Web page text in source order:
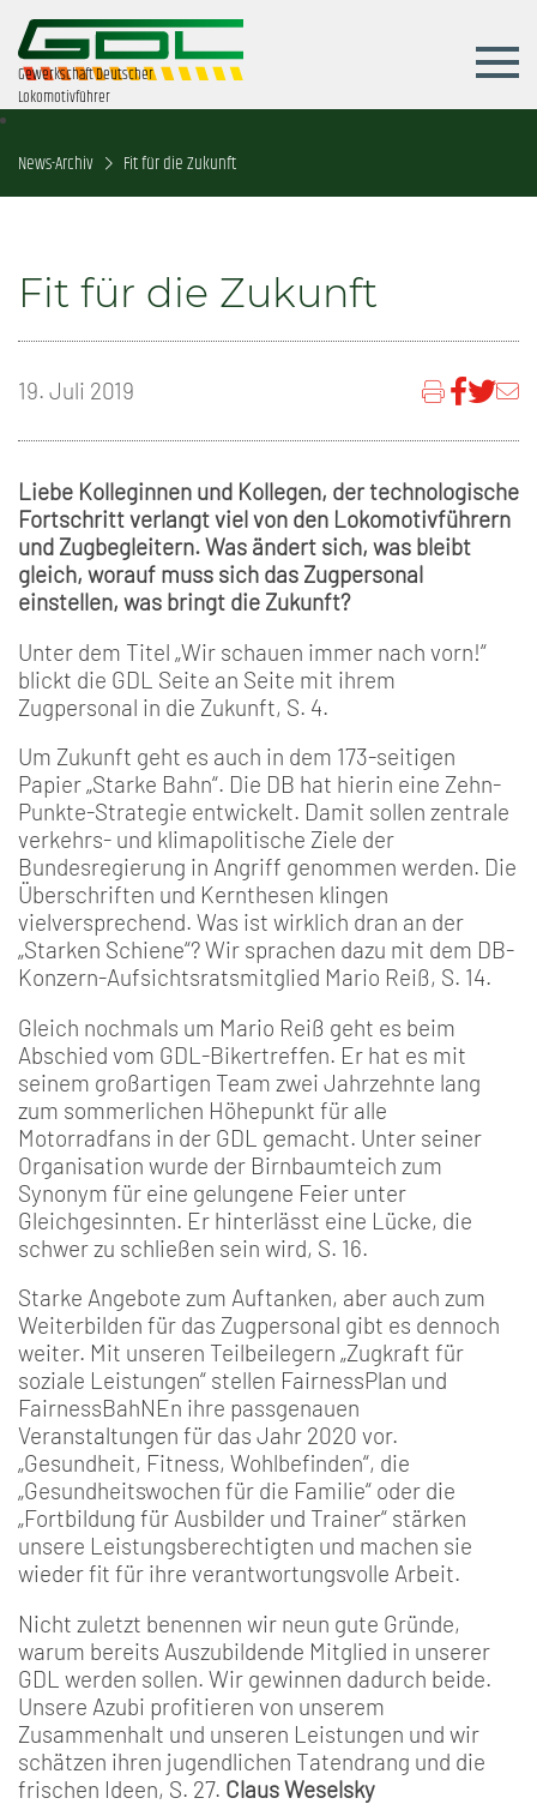
Gewerkschaft Deutscher
Lokomotivführer
News-Archiv Fit für die Zukunft
Fit für die Zukunft
19. Juli 2019
Liebe Kolleginnen und Kollegen, der technologische
Fortschritt verlangt viel von den Lokomotivführern
und Zugbegleitern. Was ändert sich, was bleibt
gleich, worauf muss sich das Zugpersonal
einstellen, was bringt die Zukunft?
Unter dem Titel „Wir schauen immer nach vorn!“
blickt die GDL Seite an Seite mit ihrem
Zugpersonal in die Zukunft, S. 4.
Um Zukunft geht es auch in dem 173-seitigen
Papier „Starke Bahn“. Die DB hat hierin eine Zehn-
Punkte-Strategie entwickelt. Damit sollen zentrale
verkehrs- und klimapolitische Ziele der
Bundesregierung in Angriff genommen werden. Die
Überschriften und Kernthesen klingen
vielversprechend. Was ist wirklich dran an der
„Starken Schiene“? Wir sprachen dazu mit dem DB-
Konzern-Aufsichtsratsmitglied Mario Reiß, S. 14.
Gleich nochmals um Mario Reiß geht es beim
Abschied vom GDL-Bikertreffen. Er hat es mit
seinem großartigen Team zwei Jahrzehnte lang
zum sommerlichen Höhepunkt für alle
Motorradfans in der GDL gemacht. Unter seiner
Organisation wurde der Birnbaumteich zum
Synonym für eine gelungene Feier unter
Gleichgesinnten. Er hinterlässt eine Lücke, die
schwer zu schließen sein wird, S. 16.
Starke Angebote zum Auftanken, aber auch zum
Weiterbilden für das Zugpersonal gibt es dennoch
weiter. Mit unseren Teilbeilegern „Zugkraft für
soziale Leistungen“ stellen FairnessPlan und
FairnessBahNEn ihre passgenauen
Veranstaltungen für das Jahr 2020 vor.
„Gesundheit, Fitness, Wohlbefinden“, die
„Gesundheitswochen für die Familie“ oder die
„Fortbildung für Ausbilder und Trainer“ stärken
unsere Leistungsberechtigten und machen sie
wieder fit für ihre verantwortungsvolle Arbeit.
Nicht zuletzt benennen wir neun gute Gründe,
warum bereits Auszubildende Mitglied in unserer
GDL werden sollen. Wir gewinnen dadurch beide.
Unsere Azubi profitieren von unserem
Zusammenhalt und unseren Leistungen und wir
schätzen ihren jugendlichen Tatendrang und die
frischen Ideen, S. 27. Claus Weselsky